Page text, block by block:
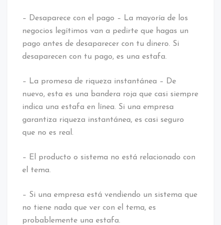
– Desaparece con el pago – La mayoría de los
negocios legítimos van a pedirte que hagas un
pago antes de desaparecer con tu dinero. Si
desaparecen con tu pago, es una estafa.
– La promesa de riqueza instantánea – De
nuevo, esta es una bandera roja que casi siempre
indica una estafa en línea. Si una empresa
garantiza riqueza instantánea, es casi seguro
que no es real.
– El producto o sistema no está relacionado con
el tema.
– Si una empresa está vendiendo un sistema que
no tiene nada que ver con el tema, es
probablemente una estafa.